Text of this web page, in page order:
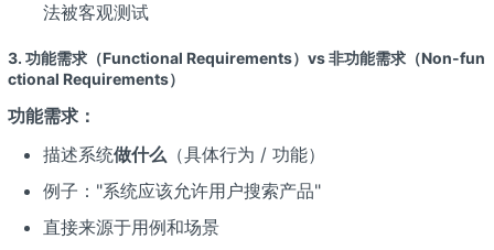
法被客观测试
3. 功能需求（Functional Requirements）vs 非功能需求（Non-fun
ctional Requirements）
功能需求：
描述系统做什么 （具体行为 / 功能）
例子："系统应该允许用户搜索产品"
直接来源于用例和场景